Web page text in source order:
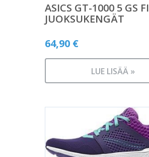
ASICS GT-1000 5 GS FI
JUOKSUKENGÄT
64,90 €
LUE LISÄÄ »